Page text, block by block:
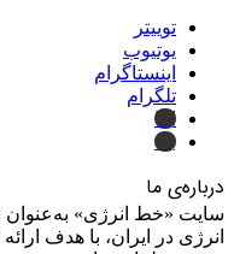
توییتر
یوتیوب
اینستاگرام
تلگرام
ایتا
بله
درباره‌ی ما
سایت «خط انرژی»
انرژی در ایران، با هدف